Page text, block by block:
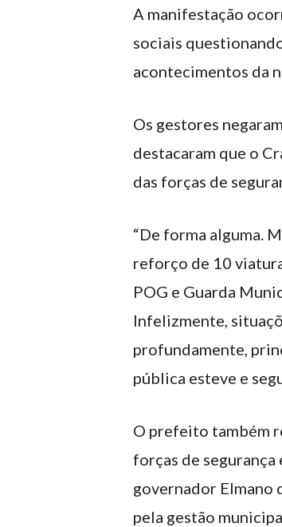
A manifestação
sociais
acontecimentos da
Os gestores
destacaram que o
das forças de
“De forma alguma.
reforço de 10
POG e Guarda
Infelizmente,
profundamente,
pública esteve e
O prefeito também
forças de
governador Elmano
pela gestão